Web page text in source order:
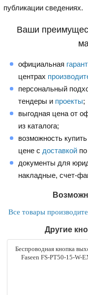
публикации сведениях.
Ваши
официальная
центрах
персональный
тендеры и проекты;
выгодная цена от
из каталога;
возможность
цене с доставкой
документы для
накладные, счет-
Все товары
Другие
Беспроводная кнопка
Faseen FS-PT50-15-W-